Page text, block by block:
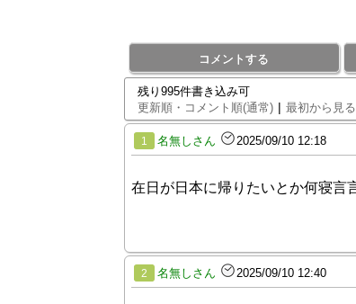
コメントする
残り995件書き込み可
更新順・コメント順(通常) | 最初から見る
1 名無しさん 2025/09/10 12:18
在日が日本に帰りたいとか何寝言
2 名無しさん 2025/09/10 12:40